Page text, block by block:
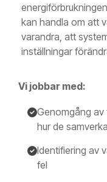
kan handla om att
varandra, att
inställningar
Vi jobbar med:
Genomgång
hur de
Identifiering av
fel